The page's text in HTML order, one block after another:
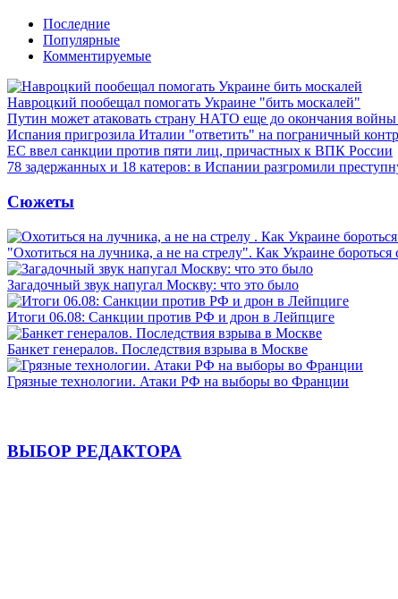
Последние
Популярные
Комментируемые
Навроцкий пообещал помогать Украине "бить москалей"
Путин может атаковать страну НАТО еще до окончания
Испания пригрозила Италии "ответить" на пограничный
ЕС ввел санкции против пяти лиц, причастных к ВПК России
78 задержанных и 18 катеров: в Испании разгромили
Сюжеты
"Охотиться на лучника, а не на стрелу". Как Украине бороться
Загадочный звук напугал Москву: что это было
Итоги 06.08: Санкции против РФ и дрон в Лейпциге
Банкет генералов. Последствия взрыва в Москве
Грязные технологии. Атаки РФ на выборы во Франции
ВЫБОР РЕДАКТОРА